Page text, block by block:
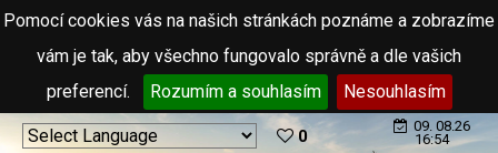
Pomocí cookies vás na našich stránkách poznáme a zobrazíme
vám je tak, aby všechno fungovalo správně a dle vašich
preferencí.
Rozumím a souhlasím Nesouhlasím
0
09. 08.26
16:54